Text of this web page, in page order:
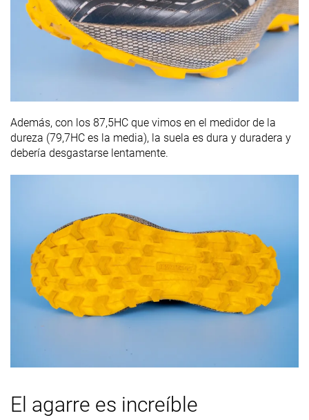
Además, con los 87,5HC que vimos en el medidor de la
dureza (79,7HC es la media), la suela es dura y duradera y
debería desgastarse lentamente.
El agarre es increíble